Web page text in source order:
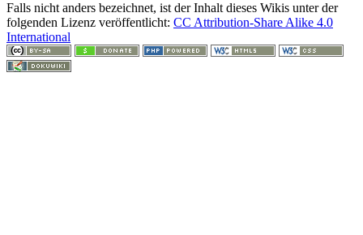
Falls nicht anders bezeichnet, ist der Inhalt dieses Wikis unter der
folgenden Lizenz veröffentlicht: CC Attribution-Share Alike 4.0
International